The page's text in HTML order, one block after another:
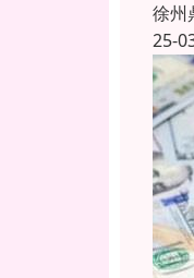
徐州
25-